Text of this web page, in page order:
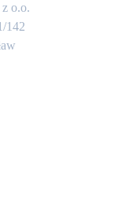
o.o.
142